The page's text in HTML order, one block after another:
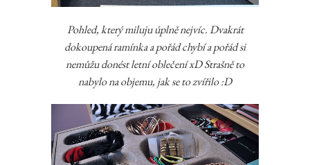
Pohled, který miluju úplně nejvíc. Dvakrát
dokoupená ramínka a pořád chybí a pořád si
nemůžu donést letní oblečení xD Strašně to
nabylo na objemu, jak se to zvířilo :D